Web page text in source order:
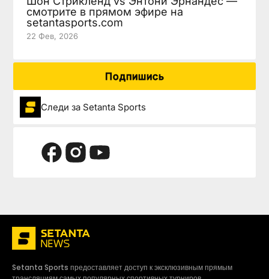
смотрите в прямом эфире на
setantasports.com
22 Фев, 2026
Подпишись
Следи за Setanta Sports
Setanta Sports предоставляет доступ к эксклюзивным прямым